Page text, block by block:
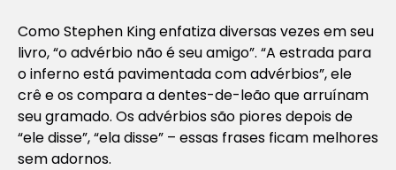
Como Stephen King enfatiza diversas vezes em seu
livro, “o advérbio não é seu amigo”. “A estrada para
o inferno está pavimentada com advérbios”, ele
crê e os compara a dentes-de-leão que arruínam
seu gramado. Os advérbios são piores depois de
“ele disse”, “ela disse” – essas frases ficam melhores
sem adornos.